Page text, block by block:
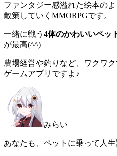
ファンタジー感溢れた絵本の
散策していくMMORPGです。
一緒に戦う 4体のかわいいペッ
が最高(^^)
農場経営や釣りなど、ワクワ
ゲームアプリですよ♪
みらい
あなたも、ペットに乗って人